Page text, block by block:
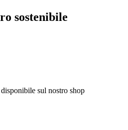
sostenibile
sul nostro shop